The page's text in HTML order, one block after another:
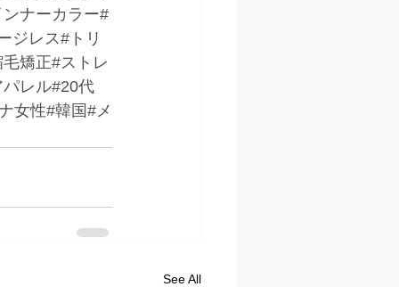
ナーカラー#
ジレス#トリ
矯正#ストレ
レル#20代
女性#韓国#メ
See All